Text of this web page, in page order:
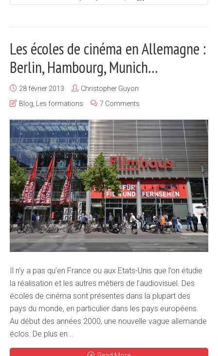
Les écoles de cinéma en Allemagne :
Berlin, Hambourg, Munich…
28 février 2013
Christopher Guyon
Blog
Les formations 7 Comments
Il n’y a pas qu’en France ou aux Etats-Unis que l’on étudie
la réalisation et les autres métiers de l’audiovisuel. Des
écoles de cinéma sont présentes dans la plupart des
pays du monde, en particulier dans les pays européens.
Au début des années 2000, une nouvelle vague allemande
éclos. De plus en...